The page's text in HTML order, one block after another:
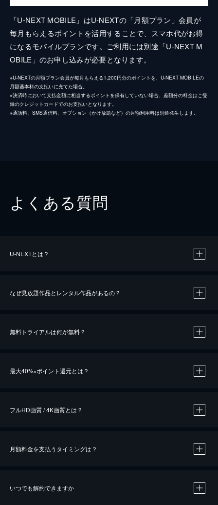
「U-NEXT MOBILE」はU-NEXTの「月額プラン」会員が
毎月もらえるポイントを活用することで、スマホ代がお得
になるモバイルプランです。ご利用には別途「U-NEXT M
OBILE」のお申し込みが必要となります。
※U-NEXTの月額プラン会員が毎月もらえる1,200円分のポイントを、U-NEXT MOBILEの
月額基本料の支払いに充てた場合。
※決済時において支払金額に相当するポイントを保有していない場合、差額分の料金はご登
録のクレジットカードでのお支払いとなります。
※通話料、SMS通信料、オプション（かけ放題など）の月額利用料は別途発生します。
よくある質問
U-NEXTとは？
なぜ見放題作品とレンタル作品があるの？
無料トライアルは何が無料？
最大40%※ポイント還元とは？
※40％ポイント還元の対象は、クレジットカード決済による作品の購入 / レンタルです。
iOSアプリのUコイン決済による作品の購入 / レンタルは、20％のポイント還元です。
フルHD画質 / 4K画質とは？
月額料金を支払うタイミングは？
いつでも解約できますか